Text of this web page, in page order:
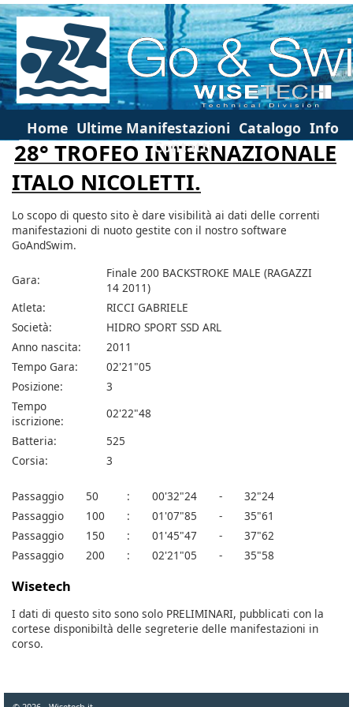
Home Ultime Manifestazioni Catalogo Info
Contatti
28° TROFEO INTERNAZIONALE
ITALO NICOLETTI.
Lo scopo di questo sito è dare visibilità ai dati delle correnti
manifestazioni di nuoto gestite con il nostro software
GoAndSwim.
Gara:
Finale 200 BACKSTROKE MALE (RAGAZZI
14 2011)
Atleta:
RICCI GABRIELE
Società:
HIDRO SPORT SSD ARL
Anno nascita:
2011
Tempo Gara:
02'21"05
Posizione:
3
Tempo
iscrizione:
02'22"48
Batteria:
525
Corsia:
3
Passaggio 50 : 00'32"24 -
32"24
Passaggio
100 : 01'07"85 -
35"61
Passaggio
150 : 01'45"47 -
37"62
Passaggio
200 : 02'21"05 - 35"58
Wisetech
I dati di questo sito sono solo PRELIMINARI, pubblicati con la
cortese disponibiltà delle segreterie delle manifestazioni in
corso.